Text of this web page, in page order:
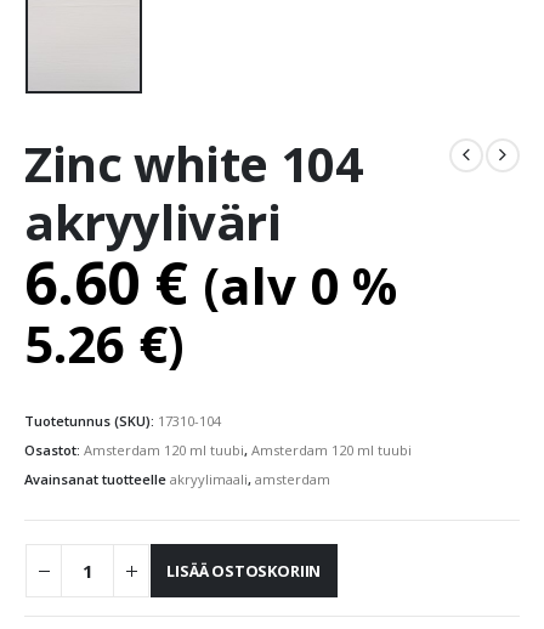
Zinc white 104
akryyliväri
6.60 € (alv 0 %
5.26 €)
Tuotetunnus (SKU): 17310-104
Osastot: Amsterdam 120 ml tuubi, Amsterdam 120 ml tuubi
Avainsanat tuotteelle akryylimaali, amsterdam
LISÄÄ OSTOSKORIIN